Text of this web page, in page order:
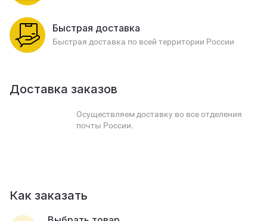
Быстрая доставка
Быстрая доставка по всей территории России
Доставка заказов
Осуществляем доставку во все отделения
почты России.
Как заказать